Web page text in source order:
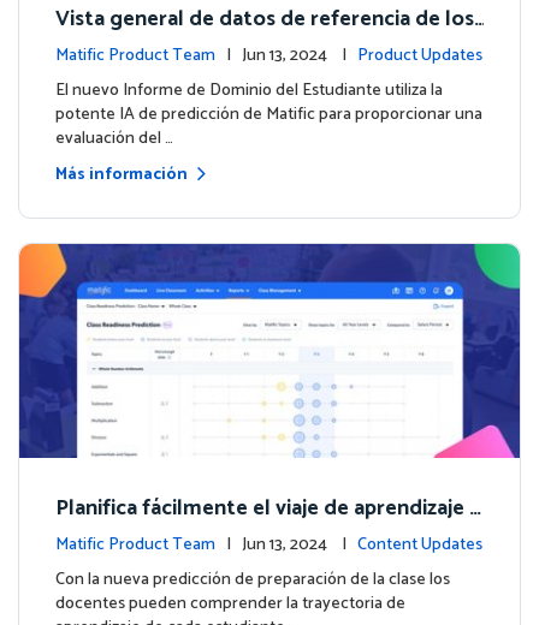
Vista general de datos de referencia de los
estudiantes con el nuevo Informe de Domi
nio del Estudiante
Matific Product Team | Jun 13, 2024 | Product Updates
El nuevo Informe de Dominio del Estudiante utiliza la
potente IA de predicción de Matific para proporcionar una
evaluación del …
Más información
Planifica fácilmente el viaje de aprendizaje d
e cada estudiante con la nueva predicción d
e preparación de la clase
Matific Product Team | Jun 13, 2024 | Content Updates
Con la nueva predicción de preparación de la clase los
docentes pueden comprender la trayectoria de